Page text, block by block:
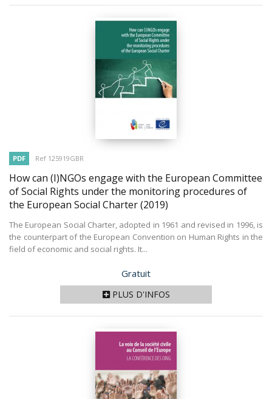
PDF Ref 125919GBR
How can (I)NGOs engage with the European Committee
of Social Rights under the monitoring procedures of
the European Social Charter(2019)
The European Social Charter, adopted in 1961 and revised in 1996, is
the counterpart of the European Convention on Human Rights in the
field of economic and social rights. It...
Prix
Gratuit
PLUS D'INFOS